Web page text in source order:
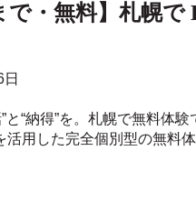
で・無料】札幌
と“納得”を。札幌で無料体
活用した完全個別型の無料